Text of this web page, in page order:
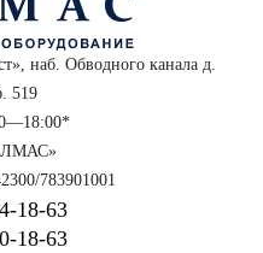
наб. Обводного канала д.
519
783901001